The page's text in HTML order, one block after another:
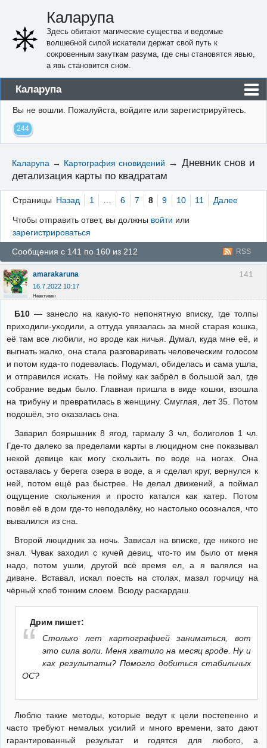
Каларупа
Здесь обитают магические существа и ведомые
волшебной силой искатели держат свой путь к
сокровенным закуткам разума, где сны становятся явью,
а явь становится сном.
Каларупа
Блог
Форум
Правила
Регистрация
Вход
Вы не вошли. Пожалуйста, войдите или зарегистрируйтесь.
244
Каларупа → Картография сновидений → Дневник снов и
детализация карты по квадратам
Страницы Назад 1 … 6 7 8 9 10 11 Далее
Чтобы отправить ответ, вы должны войти или
зарегистрироваться
RSS
Сообщения с 141 по 160 из 212
141
amarakaruna
16.7.2022 10:17
Неактивен
Б10— занесло на какую-то непонятную вписку, где толпы
приходили-уходили, а оттуда увязалась за мной старая кошка,
её там все любили, но вроде как ничья. Думал, куда мне её, и
выгнать жалко, она стала разговаривать человеческим голосом
и потом куда-то подевалась. Подумал, обиделась и сама ушла,
и отправился искать. Не пойму как забрёл в большой зал, где
собрание ведьм было. Главная пришла в виде кошки, взошла
на трибуну и превратилась в женщину. Смуглая, лет 35. Потом
подошёл, это оказалась она.
Заварил боярышник 8 ягод, гармалу 3 чл, болиголов 1 чл.
Где-то далеко за пределами карты в люцидном сне показывал
некой девице как могу скользить по воде на ногах. Она
оставалась у берега озера в воде, а я сделал круг, вернулся к
ней, потом ещё раз быстрее. Не делал движений, а поймал
ощущение скольжения и просто катался как катер. Потом
повёл её в дом где-то неподалёку, но настолько осознался, что
вывалился из сна.
Второй люцидник за ночь. Зависал на вписке, где никого не
знал. Чувак заходил с кучей девиц, что-то им было от меня
надо, потом ушли, другой всё время ел, а я валялся на
диване. Вставал, искал поесть на столах, мазал горчицу на
чёрный хлеб тонким слоем. Всюду раскардаш.
Дрим пишет:
Столько лет картографией заниматься, вот
это сила воли. Меня хватило на месяц вроде. Ну и
как результаты? Помогло добиться стабильных
ОС?
Люблю такие методы, которые ведут к цели постепенно и
часто требуют немалых усилий и много времени, зато дают
гарантированный результат и годятся для любого, а